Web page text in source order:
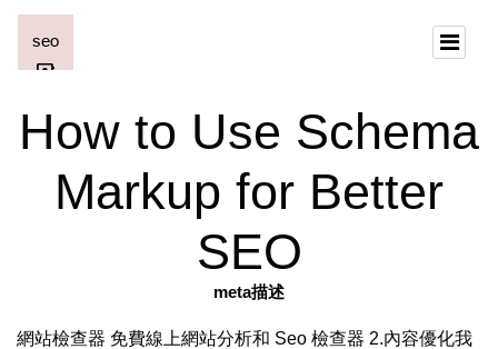
How to Use Schema
Markup for Better
SEO
meta描述
網站檢查器 免費線上網站分析和 Seo 檢查器 2.內容優化我